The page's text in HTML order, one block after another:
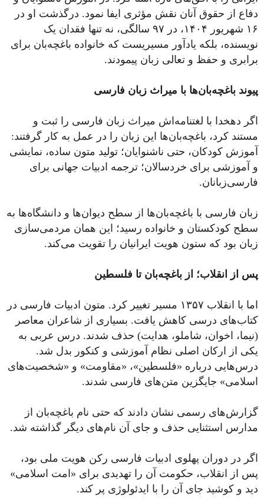
دفاع از حقوق آنان نقش مؤثری ایفا نمود. درگذشت او در
۱۶ شهریور ۱۴۰۴، در ۹۷ سالگی، نه تنها فقدان یک
نویسنده، بلکه یادآور مسیریست که خانواده باغچه‌بان برای
برابری و حفظ و تعالی زبان پیمودند.
پیوند باغچه‌بان‌ها با میراث زبان فارسی
اگر دهخدا با لغتنامه‌اش میراث زبان فارسی را ثبت و
مستند کرد، باغچه‌بان‌ها این زبان را در عمل به کار گرفتند:
آموزش کودکان، حتی ناشنوایان؛ تولید متون ساده، نمایشی
و آموزشی برای خردسالان؛ ترجمه ادبیات جهانی برای
فارسی‌زبانان.
زبان فارسی با باغچه‌بان‌ها از سطح دیوان‌ها و دانشگاه‌ها به
سطح کودکستان و خانواده رسید؛ این همان مردمی‌سازی
زبان بود که ستون هویت ایرانیان را تقویت می‌کند.
پس از انقلاب؛ از باغچه‌بان تا فلسطین
اما با انقلاب ۱۳۵۷ مسیر تغییر کرد. متون ادبیات فارسی در
کتاب‌های درسی کاهش یافت. بسیاری از شاعران معاصر
(نیما، اخوان، شاملو، هدایت) حذف شدند. درس عربی به
یکی از ارکان اصلی نظام آموزشی و کنکور بدل شد.
درس‌هایی درباره «فلسطین»، «مقاومت» و «شخصیت‌های
اسلامی» جایگزین متن‌های فارسی شدند.
گزارش‌های رسمی نشان دادند که حتی نام باغچه‌بان از
مدارس استثنایی حذف و جای آن نام‌های دیگر گذاشته شد.
اگر در دوران پهلوی ادبیات فارسی رکن هویت ملی بود،
پس از انقلاب، حکومت آن را تهدیدی برای «امت اسلامی»
دید و کوشید جای آن را با ایدئولوژی پر کند.